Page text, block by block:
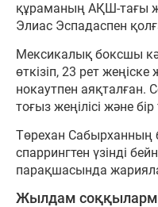
құраманың АҚШ-тағы
Элиас Эспадаспен
Мексикалық боксшы
өткізіп, 23 рет
нокаутпен аяқталған.
тоғыз жеңілісі және
Төрехан Сабырханның
спаррингтен үзінді
парақшасында
Жылдам